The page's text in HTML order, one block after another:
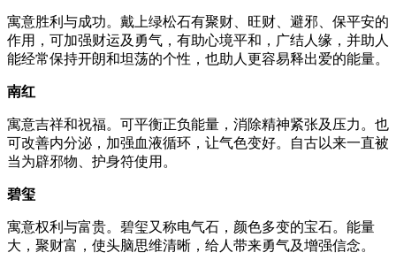
寓意胜利与成功。戴上绿松石有聚财、旺财、避邪、保平安的
作用，可加强财运及勇气，有助心境平和，广结人缘，并助人
能经常保持开朗和坦荡的个性，也助人更容易释出爱的能量。
南红
寓意吉祥和祝福。可平衡正负能量，消除精神紧张及压力。也
可改善内分泌，加强血液循环，让气色变好。自古以来一直被
当为辟邪物、护身符使用。
碧玺
寓意权利与富贵。碧玺又称电气石，颜色多变的宝石。能量
大，聚财富，使头脑思维清晰，给人带来勇气及增强信念。